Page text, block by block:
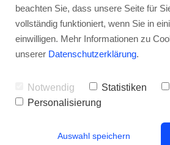
und
• • •
beachten Sie, dass unsere Seite für
vollständig funktioniert, wenn Sie in
einwilligen. Mehr Informationen zu
unserer Datenschutzerklärung.
Notwendig Statistiken
Personalisierung
Auswahl speichern